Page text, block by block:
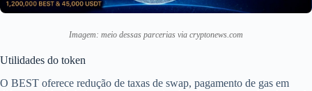
Imagem: meio dessas parcerias via cryptonews.com
Utilidades do token
O BEST oferece redução de taxas de swap, pagamento de gas em